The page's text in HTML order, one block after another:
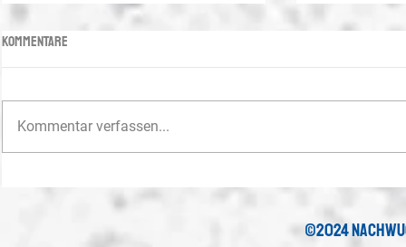
U15-Juniorinnen feiern den siebten
C-
Kommentare
Kommentar verfassen...
©2024